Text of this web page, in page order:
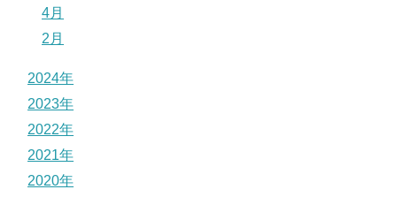
4月
2月
2024年
2023年
2022年
2021年
2020年